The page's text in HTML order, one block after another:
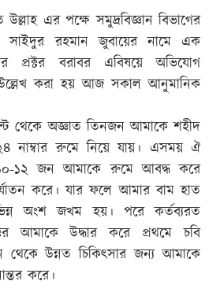
এর পক্ষে সমুদ্রবিজ্ঞান বিভাগের
সাইদুর রহমান জুবায়ের নামে এক
প্রক্টর বরাবর এবিষয়ে অভিযোগ
করা হয় আজ সকাল আনুমানিক
থেকে অজ্ঞাত তিনজন আমাকে শহীদ
রুমে নিয়ে যায়। এসময় ঐ
১২ জন আমাকে রুমে আবদ্ধ করে
করে। যার ফলে আমার বাম হাত
অংশ জখম হয়। পরে কর্তব্যরত
আমাকে উদ্ধার করে প্রথমে চবি
থেকে উন্নত চিকিৎসার জন্য আমাকে
করে।